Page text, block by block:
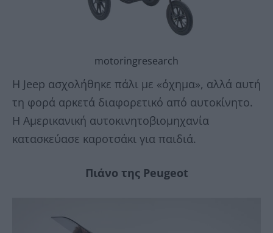
motoringresearch
Η Jeep ασχολήθηκε πάλι με «όχημα», αλλά αυτή
τη φορά αρκετά διαφορετικό από αυτοκίνητο.
Η Αμερικανική αυτοκινητοβιομηχανία
κατασκεύασε καροτσάκι για παιδιά.
Πιάνο της Peugeot